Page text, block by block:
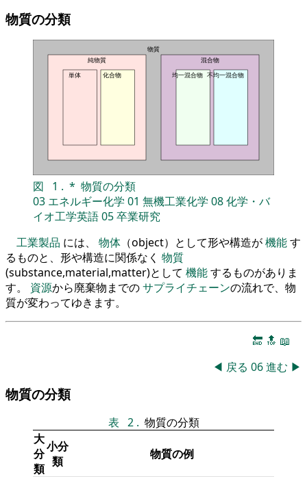
物質の分類
物質
純物質
単体
化合物
混合物
均一混合物 不均一混合物
図 1 . * 物質の分類
03 エネルギー化学 01 無機工業化学 08化学・バ
イオ工学英語05卒業研究
工業製品 には、 物体 （object）として形や構造が機能す
るものと、形や構造に関係なく 物質
(substance,material,matter)として 機能するものがありま
す。 資源から廃棄物までのサプライチェーンの流れで、物
質が変わってゆきます。
🔚 🔝 📖
◀ 戻る 06進む ▶
物質の分類
表 2 . 物質の分類
大
分
類
小分
類
物質の例